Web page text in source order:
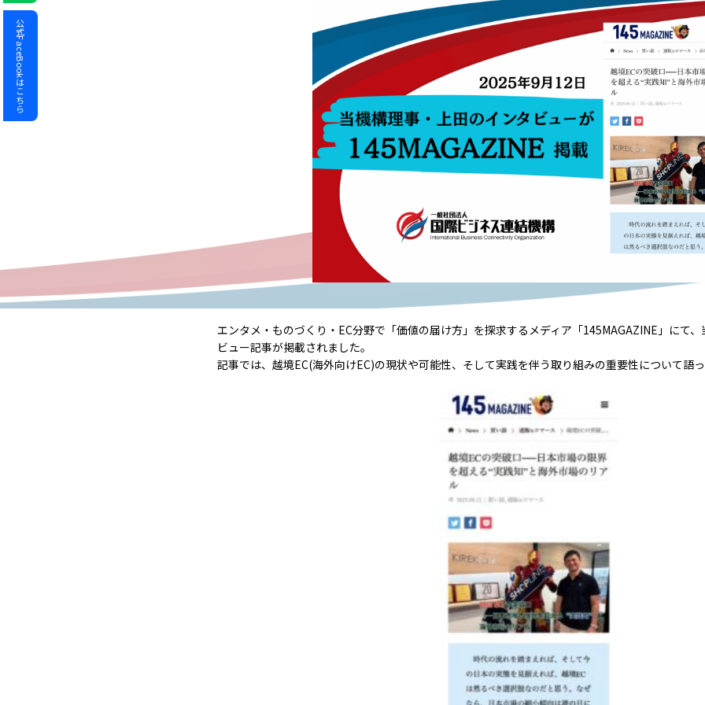
公式FaceBookはこちら
エンタメ・ものづくり・EC分野で「価値の届け方」を探求するメディア「145MAGAZINE」にて
ビュー記事が掲載されました。
記事では、越境EC(海外向けEC)の現状や可能性、そして実践を伴う取り組みの重要性について語っ